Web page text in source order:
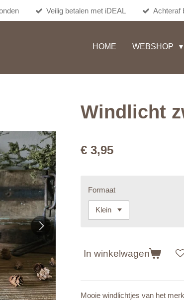
Veilig betalen met iDEAL Achteraf
HOME WEBSHOP
Windlicht
€ 3,95
Formaat
In winkelwagen
Mooie windlichtjes van het